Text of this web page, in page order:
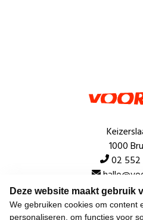
Deze website maakt gebruik
We gebruiken cookies om content
personaliseren, om functies voor
1000
02